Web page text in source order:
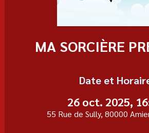
MA SORCIÈRE
Date et
26 oct. 2025,
55 Rue de Sully, 80000